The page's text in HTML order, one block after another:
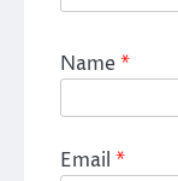
Name*
Email *